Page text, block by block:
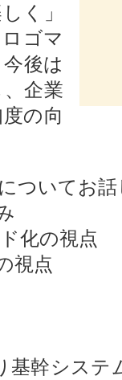
く」
ゴマ
後は
企業
の向
ついてお
化の視点
視点
基幹シス